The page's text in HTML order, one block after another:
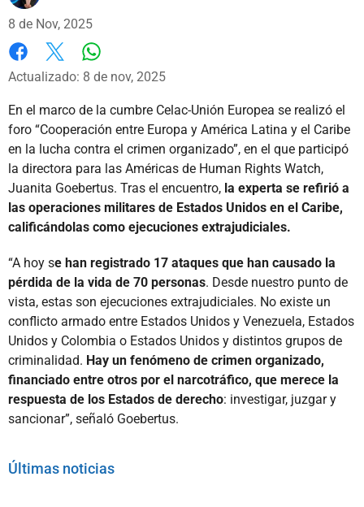
8 de Nov, 2025
Facebook
X
Actualizado: 8 de nov, 2025
En el marco de la cumbre Celac-Unión Europea se realizó el
foro “Cooperación entre Europa y América Latina y el Caribe
en la lucha contra el crimen organizado”, en el que participó
la directora para las Américas de Human Rights Watch,
Juanita Goebertus. Tras el encuentro, la experta se refirió a
las operaciones militares de Estados Unidos en el Caribe,
calificándolas como ejecuciones extrajudiciales.
“A hoy se han registrado 17 ataques que han causado la
pérdida de la vida de 70 personas. Desde nuestro punto de
vista, estas son ejecuciones extrajudiciales. No existe un
conflicto armado entre Estados Unidos y Venezuela, Estados
Unidos y Colombia o Estados Unidos y distintos grupos de
criminalidad. Hay un fenómeno de crimen organizado,
financiado entre otros por el narcotráfico, que merece la
respuesta de los Estados de derecho: investigar, juzgar y
sancionar”, señaló Goebertus.
Últimas noticias